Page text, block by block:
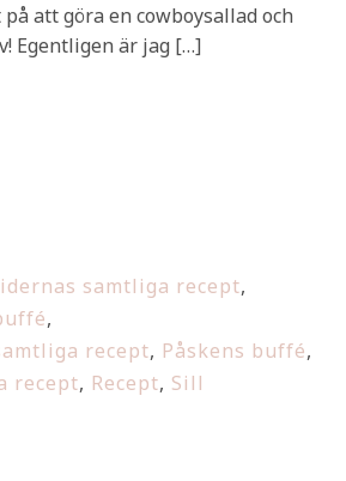
att göra en cowboysallad och
Egentligen är jag […]
samtliga recept,
,
recept, Påskens buffé,
recept, Recept, Sill